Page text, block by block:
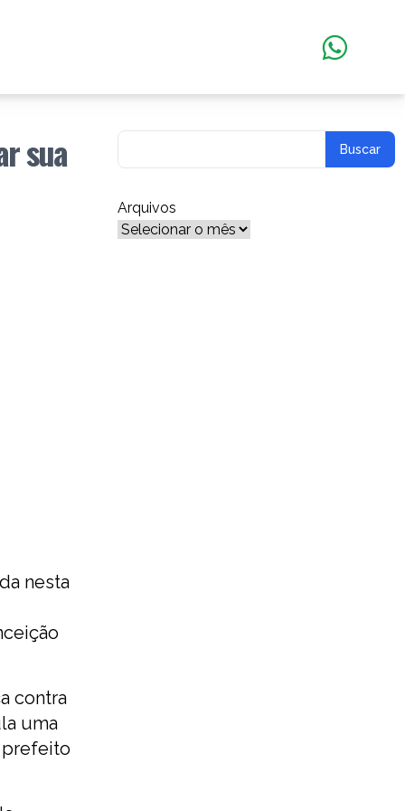
sua
nesta
contra
uma
prefeito
Arquivos
Arquivos